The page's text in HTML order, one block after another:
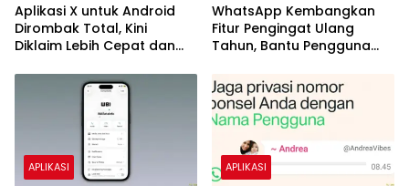
Aplikasi X untuk Android
Dirombak Total, Kini
Diklaim Lebih Cepat dan
WhatsApp Kembangkan
Fitur Pengingat Ulang
Tahun, Bantu Pengguna
APLIKASI APLIKASI